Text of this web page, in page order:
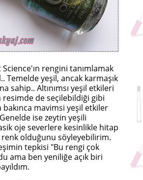
rengini tanımlamak
Temelde yeşil, ancak karmaşık
sahip.. Altınımsı yeşil etkileri
resimde de seçilebildiği gibi
bakınca mavimsi yeşil etkiler
ise zeytin yeşili
oje severlere kesinlikle hitap
olduğunu söyleyebilirim.
tepkisi "Bu rengi çok
ama ben yeniliğe açık biri